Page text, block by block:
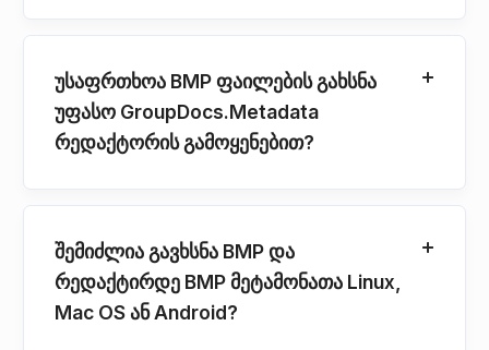
უსაფრთხოა BMP ფაილების გახსნა
უფასო GroupDocs.Metadata
რედაქტორის გამოყენებით?
შემიძლია გავხსნა BMP და
რედაქტირდე BMP მეტამონათა Linux,
Mac OS ან Android?